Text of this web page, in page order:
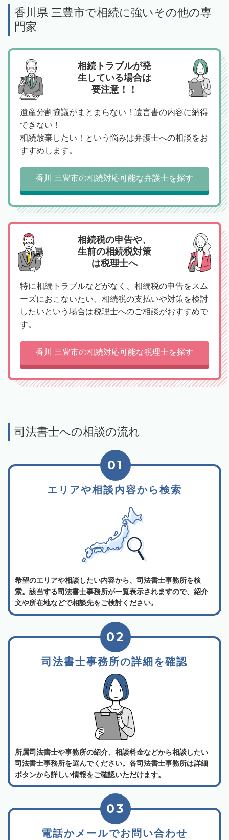
香川県 三豊市で相続に強いその他の専
門家
相続トラブルが発
生している場合は
要注意！！
遺産分割協議がまとまらない！遺言書の内容に納得
できない！
相続放棄したい！という悩みは弁護士への相談をお
すすめします。
香川 三豊市の相続対応可能な弁護士を探す
相続税の申告や、
生前の相続税対策
は税理士へ
特に相続トラブルなどがなく、相続税の申告をスム
ーズにおこないたい、相続税の支払いや対策を検討
したいという場合は税理士へのご相談がおすすめで
す。
香川 三豊市の相続対応可能な税理士を探す
司法書士への相談の流れ
エリアや相談内容から検索
01
希望のエリアや相談したい内容から、司法書士事務所を検
索。該当する司法書士事務所が一覧表示されますので、紹介
文や所在地などで相談先をご検討ください。
司法書士事務所の詳細を確認
02
所属司法書士や事務所の紹介、相談料金などから相談したい
司法書士事務所を選んでください。各司法書士事務所は詳細
ボタンから詳しい情報をご確認いただけます。
電話かメールでお問い合わせ
03